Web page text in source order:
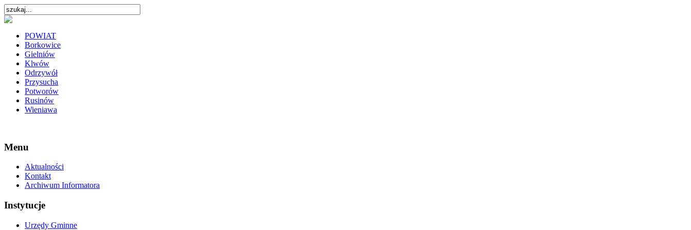
POWIAT
Borkowice
Gielniów
Klwów
Odrzywół
Przysucha
Potworów
Rusinów
Wieniawa
Menu
Aktualności
Kontakt
Archiwum Informatora
Instytucje
Urzędy Gminne